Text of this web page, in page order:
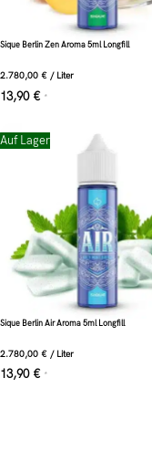
Sique Berlin Zen Aroma 5ml Longfill
2.780,00 € / Liter
13,90 € *
Auf Lager
Sique Berlin Air Aroma 5ml Longfill
2.780,00 € / Liter
13,90 € *